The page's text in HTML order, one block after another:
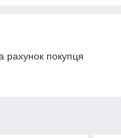
рахунок покупця